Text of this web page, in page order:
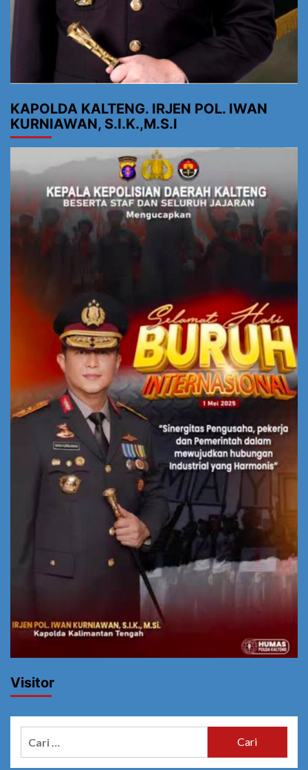
KAPOLDA KALTENG. IRJEN POL. IWAN
KURNIAWAN, S.I.K.,M.S.I
Visitor